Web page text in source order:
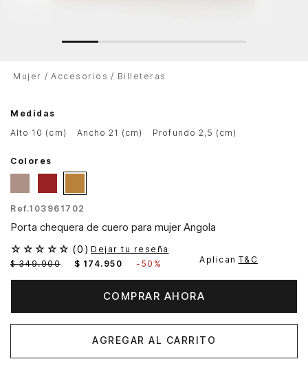
Mujer Accesorios Billeteras
Medidas
alto 10 (cm)
ancho 21 (cm) profundo 2,5 (cm)
Colores
Ref.103961702
Porta chequera de cuero para mujer Angola
☆ ☆ ☆ ☆ ☆ (0 ) Dejar tu reseña
$ 349.900 $ 174. 950 - 50% Aplican T&C
COMPRAR AHORA
AGREGAR AL CARRITO